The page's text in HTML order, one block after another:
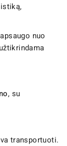
apsaugo nuo
, su
transportuoti.